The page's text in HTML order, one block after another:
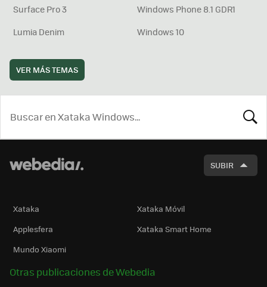
Surface Pro 3
Windows Phone 8.1 GDR1
Lumia Denim
Windows 10
VER MÁS TEMAS
SUBIR
Xataka
Xataka Móvil
Applesfera
Xataka Smart Home
Mundo Xiaomi
Otras publicaciones de Webedia